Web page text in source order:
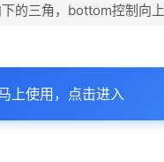
的三角，bottom控制向
上使用，点击进入